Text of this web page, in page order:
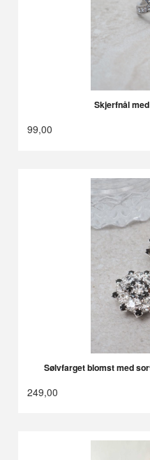
Skjerfnål
99,00
Sølvfarget blomst med
249,00